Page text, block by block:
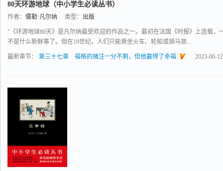
80天环游地球（中小学生必读丛书）
作者： 儒勒·凡尔纳 类型： 出版
"《环游地球80天》是凡尔纳最受欢迎的作品之一。最初在法国《时报》上连
不是什么新鲜事了。但在19世纪，人们只能乘坐火车、轮船或骑马旅...
最新章节： 第三十七章 福格的赌注一分不剩，但他赢得了幸福 2023-06-12